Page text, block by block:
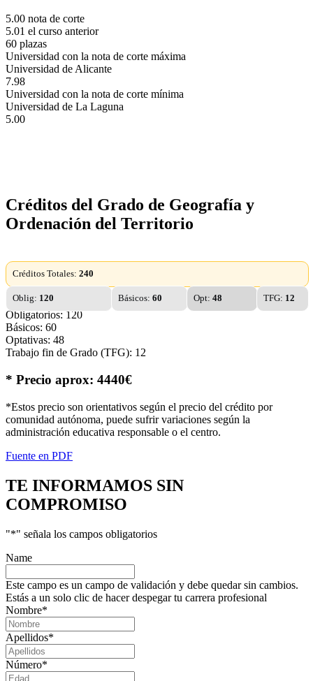
5.00 nota de corte
5.01 el curso anterior
60 plazas
Universidad con la nota de corte máxima
Universidad de Alicante
7.98
Universidad con la nota de corte mínima
Universidad de La Laguna
5.00
Créditos del Grado de Geografía y
Ordenación del Territorio
Créditos Totales: 240
Oblig: 120 Básicos:60 Opt:48 TFG: 12
Obligatorios: 120
Básicos: 60
Optativas: 48
Trabajo fin de Grado (TFG): 12
* Precio aprox: 4440€
*Estos precio son orientativos según el precio del crédito por
comunidad autónoma, puede sufrir variaciones según la
administración educativa responsable o el centro.
Fuente en PDF
TE INFORMAMOS SIN
COMPROMISO
"*" señala los campos obligatorios
Name
Este campo es un campo de validación y debe quedar sin cambios.
Estás a un solo clic de hacer despegar tu carrera profesional
Nombre*
Apellidos*
Número*